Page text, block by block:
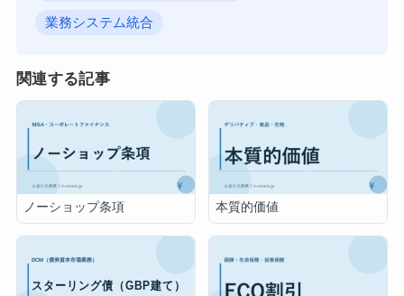
業務システム統合
関連する記事
ノーショップ条項 本質的価値